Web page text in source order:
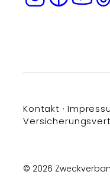
Kontakt
© 2026